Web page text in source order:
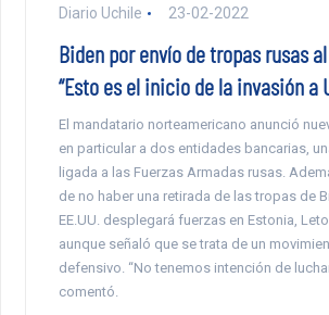
Diario Uchile 23-02-2022
Biden por envío de tropas rusas
“Esto es el inicio de la invasión a
El mandatario norteamericano anunció
en particular a dos entidades bancarias,
ligada a las Fuerzas Armadas rusas.
de no haber una retirada de las tropas de
EE.UU. desplegará fuerzas en Estonia,
aunque señaló que se trata de un
defensivo. “No tenemos intención de
comentó.